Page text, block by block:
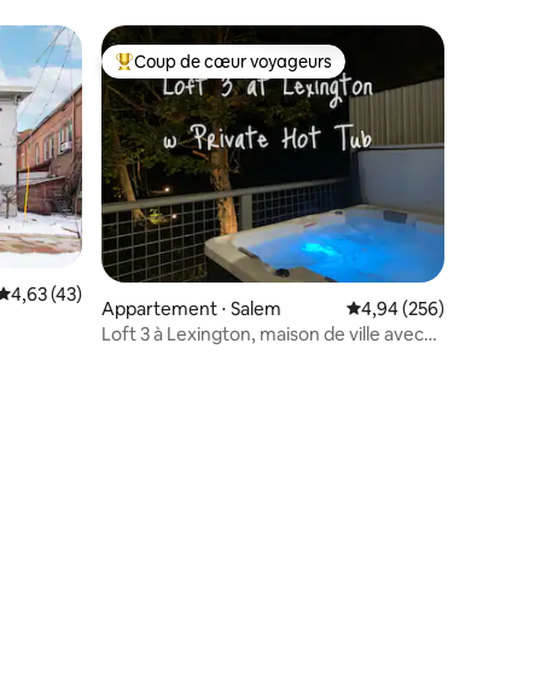
: 4,93 sur 5
moyenne sur la base de 43 commentaires : 4,63 sur 5
4,63 (43)
Coups de cœur voyageurs les plus appréciés
Coup de cœur voyageurs
Appartement ⋅ Salem Évaluation moyenne
4,94 (256)
Loft 3 à Lexington, maison de ville avec